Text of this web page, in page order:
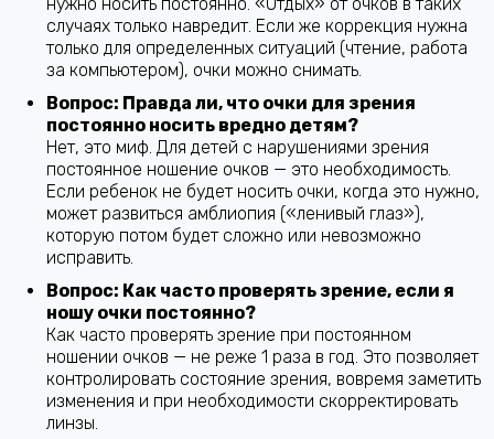
случаях только навредит. Если же коррекция нужна
только для определенных ситуаций (чтение, работа
за компьютером), очки можно снимать.
Вопрос: Правда ли, что очки для зрения
постоянно носить вредно детям?
Нет, это миф. Для детей с нарушениями зрения
постоянное ношение очков — это необходимость.
Если ребенок не будет носить очки, когда это нужно,
может развиться амблиопия («ленивый глаз»),
которую потом будет сложно или невозможно
исправить.
Вопрос: Как часто проверять зрение, если я
ношу очки постоянно?
Как часто проверять зрение при постоянном
ношении очков — не реже 1 раза в год. Это позволяет
контролировать состояние зрения, вовремя заметить
изменения и при необходимости скорректировать
линзы.